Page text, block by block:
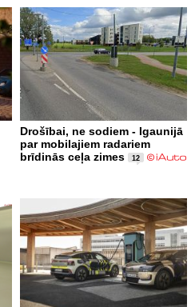
Drošībai, ne sodiem - Igaunijā
par mobilajiem radariem
brīdinās ceļa zimes
12